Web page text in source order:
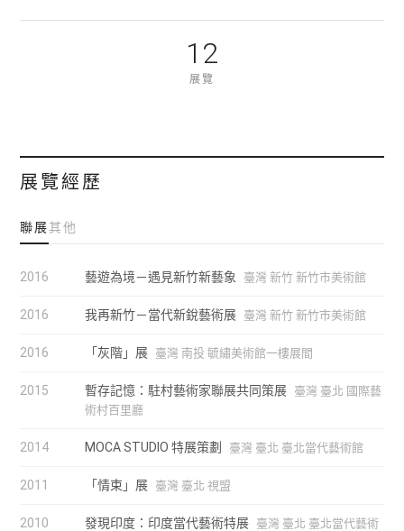
12
展覽
展覽經歷
聯展其他
2016 藝遊為境－遇見新竹新藝象 臺灣 新竹 新竹市美術館
2016 我再新竹－當代新銳藝術展 臺灣 新竹 新竹市美術館
2016 「灰階」展 臺灣 南投 毓繡美術館一樓展間
2015 暫存記憶：駐村藝術家聯展共同策展 臺灣 臺北 國際藝
術村百里廳
2014 MOCA STUDIO 特展策劃 臺灣 臺北 臺北當代藝術館
2011 「情束」展 臺灣 臺北 視盟
2010 發現印度：印度當代藝術特展 臺灣 臺北 臺北當代藝術